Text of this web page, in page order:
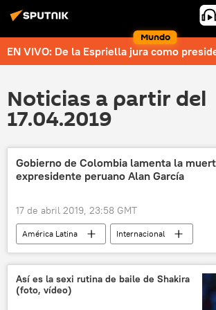
Mundo
EN VIVO: De la Espriella jura como
Noticias a partir del
17.04.2019
Gobierno de Colombia lamenta la
expresidente peruano Alan García
17 de abril 2019, 23:58 GMT
América Latina
Internacional
Colombia
Alan García
luto
noticias
Así es la sexi rutina de baile de Shakira
(foto, vídeo)